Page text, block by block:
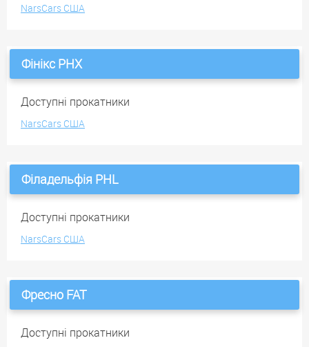
NarsCars США
Фінікс PHX
Доступні прокатники
NarsCars США
Філадельфія PHL
Доступні прокатники
NarsCars США
Фресно FAT
Доступні прокатники